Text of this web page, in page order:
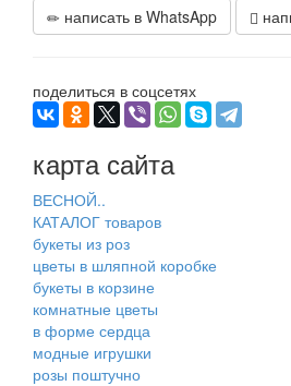
написать в WhatsApp
поделиться в соцсетях
карта сайта
ВЕСНОЙ..
КАТАЛОГ товаров
букеты из роз
цветы в шляпной коробке
букеты в корзине
комнатные цветы
в форме сердца
модные игрушки
розы поштучно